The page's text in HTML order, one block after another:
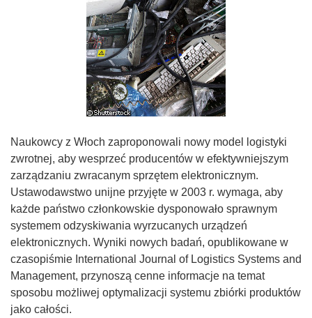
Naukowcy z Włoch zaproponowali nowy model logistyki
zwrotnej, aby wesprzeć producentów w efektywniejszym
zarządzaniu zwracanym sprzętem elektronicznym.
Ustawodawstwo unijne przyjęte w 2003 r. wymaga, aby
każde państwo członkowskie dysponowało sprawnym
systemem odzyskiwania wyrzucanych urządzeń
elektronicznych. Wyniki nowych badań, opublikowane w
czasopiśmie International Journal of Logistics Systems and
Management, przynoszą cenne informacje na temat
sposobu możliwej optymalizacji systemu zbiórki produktów
jako całości.